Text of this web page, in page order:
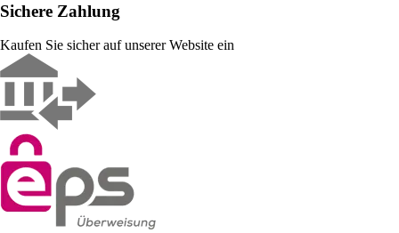
Sichere Zahlung
Kaufen Sie sicher auf unserer Website ein